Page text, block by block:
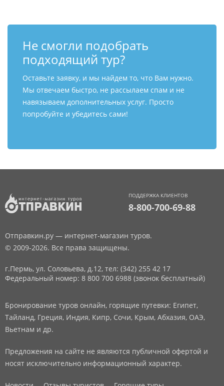
Не смогли подобрать
подходящий тур?
Оставьте заявку, и мы найдем то, что Вам нужно.
Мы отвечаем быстро, не рассылаем спам и не
навязываем дополнительных услуг. Просто
попробуйте и убедитесь сами!
ПОДДЕРЖКА КЛИЕНТОВ
8-800-700-69-88
Отправкин.ру — интернет-магазин туров.
© 2009-2026. Все права защищены.
г.Пермь, ул. Соловьева, д.12, тел: (342) 255 42 17
Федеральный номер: 8 800 700 6988 (звонок бесплатный)
Бронирование туров онлайн, горящие путевки: Египет,
Тайланд, Греция, Индия, Кипр, Сочи, Крым, Абхазия, ОАЭ,
Вьетнам и др.
Предложения на сайте не являются публичной офертой и
носят исключительно информационный характер.